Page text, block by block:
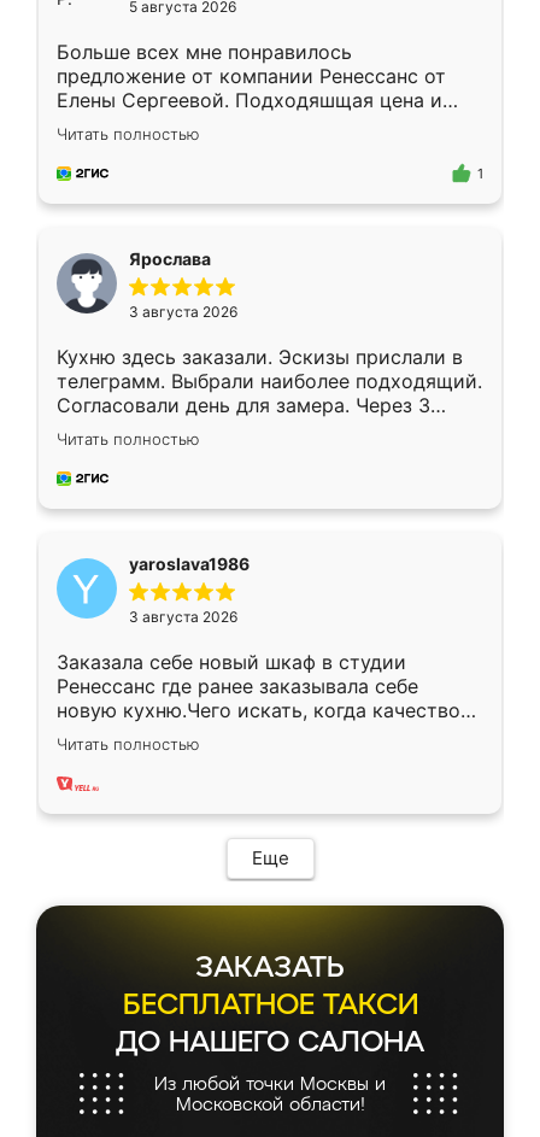
5 августа 2026
Больше всех мне понравилось
предложение от компании Ренессанс от
Елены Сергеевой. Подходяшщая цена и
короткие сроки изготовления. Приехавший
для замера сотрудник Владислав
предложил по моему эскизу самый
Читать полностью
1
Ярослава
3 августа 2026
Кухню здесь заказали. Эскизы прислали в
телеграмм. Выбрали наиболее подходящий.
Согласовали день для замера. Через 3
недели кухня была уже готова. Остались
довольны работой. Спасибо Ренессанс
мебель за качественную работу!
Читать полностью
yaroslava1986
3 августа 2026
Заказала себе новый шкаф в студии
Ренессанс где ранее заказывала себе
новую кухню.Чего искать, когда качеством
вполне довольна. Служит кухня уже почти
два года, нареканий нет.
Читать полностью
Еще
ЗАКАЗАТЬ
БЕСПЛАТНОЕ ТАКСИ
ДО НАШЕГО САЛОНА
Из любой точки Москвы и
Московской области!